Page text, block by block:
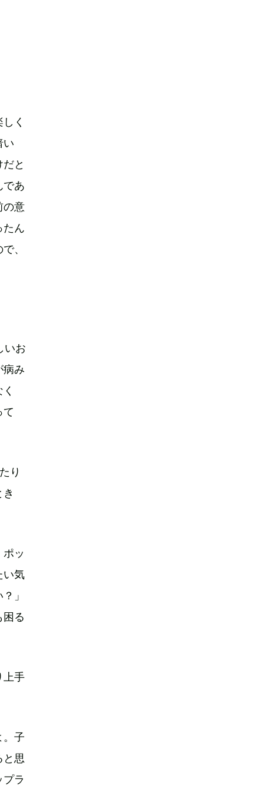
く
い
と
であ
の意
たん
、
いお
病み
て
り
ッ
い気
」
困る
上手
。子
と思
ラ